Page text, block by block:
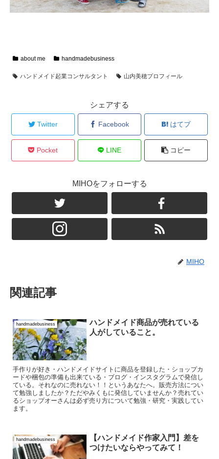
about me handmadebusiness
ハンドメイド起業コンサルタント 山内美穂プロフィール
シェアする
Twitter Facebook はてブ
Pocket LINE コピー
MIHOをフォローする
MIHO
関連記事
handmadebusiness
ハンドメイド商品が売れている
人がしていること。
手作りが好き・ハンドメイドサイトに商品を登録した・ショップカ
ードや梱包の準備も出来ている・ブログ・インスタグラムで発信し
ている。それなのに売れない！！というあなたへ。販売方法につい
て勉強しましたか？ただやみくもに発信していませんか？売れてい
るショップオーさんは必ず売り方について勉強・研究・実践してい
ます。
handmadebusiness
【ハンドメイド作家入門】差を
つけたいならやってみて！